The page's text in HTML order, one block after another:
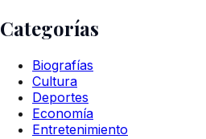
Categorías
Biografías
Cultura
Deportes
Economía
Entretenimiento